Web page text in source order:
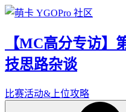
【MC高分专访】
技思路杂谈
比赛活动&上位攻略